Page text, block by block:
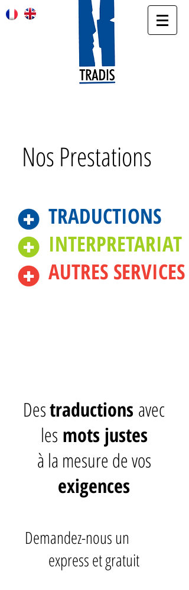
Nos Prestations
TRADUCTIONS
INTERPRETARIAT
AUTRES SERVICES
Destraductions avec
les mots justes
à la mesure de vos
exigences
Demandez-nous un
express et gratuit